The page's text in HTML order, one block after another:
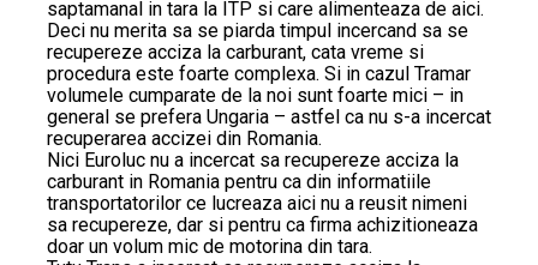
saptamanal in tara la ITP si care alimenteaza de aici.
Deci nu merita sa se piarda timpul incercand sa se
recupereze acciza la carburant, cata vreme si
procedura este foarte complexa. Si in cazul Tramar
volumele cumparate de la noi sunt foarte mici – in
general se prefera Ungaria – astfel ca nu s-a incercat
recuperarea accizei din Romania.
Nici Euroluc nu a incercat sa recupereze acciza la
carburant in Romania pentru ca din informatiile
transportatorilor ce lucreaza aici nu a reusit nimeni
sa recupereze, dar si pentru ca firma achizitioneaza
doar un volum mic de motorina din tara.